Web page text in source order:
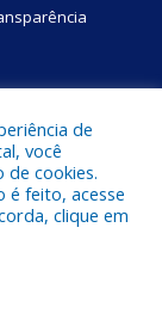
de Portel.
de
você
cookies.
é feito, acesse
clique em